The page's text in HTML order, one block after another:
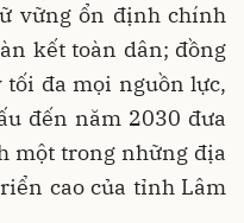
vững ổn định chính
kết toàn dân; đồng
đa mọi nguồn lực,
đến năm 2030 đưa
một trong những địa
cao của tỉnh Lâm